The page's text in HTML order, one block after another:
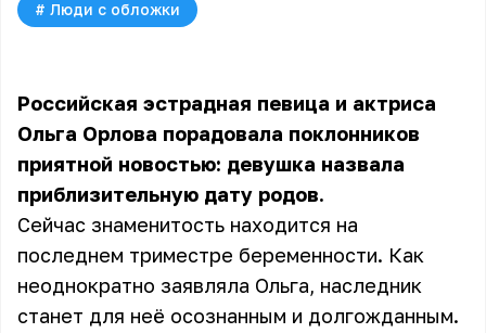
# Люди с обложки
Российская эстрадная певица и актриса
Ольга Орлова порадовала поклонников
приятной новостью: девушка назвала
приблизительную дату родов.
Сейчас знаменитость находится на
последнем триместре беременности. Как
неоднократно заявляла Ольга, наследник
станет для неё осознанным и долгожданным.